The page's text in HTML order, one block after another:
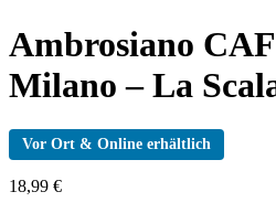
Ambrosiano
Milano – La
Vor Ort & Online erhältlich
18,99 €